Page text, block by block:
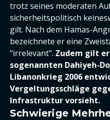
trotz seines moderaten
sicherheitspolitisch
gilt. Nach dem Hamas-
bezeichnete er eine
"irrelevant". Zudem gilt
sogenannten Dahiyeh-
Libanonkrieg 2006
Vergeltungsschläge
Infrastruktur vorsieht.
Schwierige